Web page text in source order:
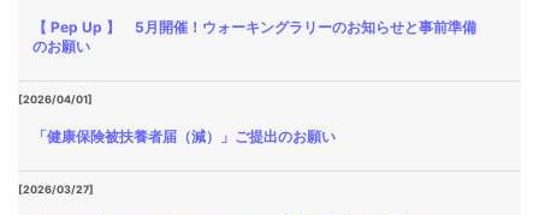
【 Pep Up 】 5月開催！ウォーキングラリーのお知らせと事前準備
のお願い
[2026/04/01]
「健康保険被扶養者届（減）」ご提出のお願い
[2026/03/27]